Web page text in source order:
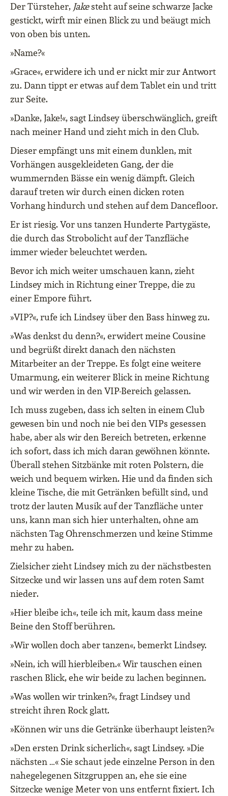
Der Türsteher, Jakesteht auf seine schwarze Jacke
gestickt, wirft mir einen Blick zu und beäugt mich
von oben bis unten.
»Name?«
»Grace«, erwidere ich und er nickt mir zur Antwort
zu. Dann tippt er etwas auf dem Tablet ein und tritt
zur Seite.
»Danke, Jake!«, sagt Lindsey überschwänglich, greift
nach meiner Hand und zieht mich in den Club.
Dieser empfängt uns mit einem dunklen, mit
Vorhängen ausgekleideten Gang, der die
wummernden Bässe ein wenig dämpft. Gleich
darauf treten wir durch einen dicken roten
Vorhang hindurch und stehen auf dem Dancefloor.
Er ist riesig. Vor uns tanzen Hunderte Partygäste,
die durch das Strobolicht auf der Tanzfläche
immer wieder beleuchtet werden.
Bevor ich mich weiter umschauen kann, zieht
Lindsey mich in Richtung einer Treppe, die zu
einer Empore führt.
»VIP?«, rufe ich Lindsey über den Bass hinweg zu.
»Was denkst du denn?«, erwidert meine Cousine
und begrüßt direkt danach den nächsten
Mitarbeiter an der Treppe. Es folgt eine weitere
Umarmung, ein weiterer Blick in meine Richtung
und wir werden in den VIP-Bereich gelassen.
Ich muss zugeben, dass ich selten in einem Club
gewesen bin und noch nie bei den VIPs gesessen
habe, aber als wir den Bereich betreten, erkenne
ich sofort, dass ich mich daran gewöhnen könnte.
Überall stehen Sitzbänke mit roten Polstern, die
weich und bequem wirken. Hie und da finden sich
kleine Tische, die mit Getränken befüllt sind, und
trotz der lauten Musik auf der Tanzfläche unter
uns, kann man sich hier unterhalten, ohne am
nächsten Tag Ohrenschmerzen und keine Stimme
mehr zu haben.
Zielsicher zieht Lindsey mich zu der nächstbesten
Sitzecke und wir lassen uns auf dem roten Samt
nieder.
»Hier bleibe ich«, teile ich mit, kaum dass meine
Beine den Stoff berühren.
»Wir wollen doch aber tanzen«, bemerkt Lindsey.
»Nein, ich will hierbleiben.« Wir tauschen einen
raschen Blick, ehe wir beide zu lachen beginnen.
»Was wollen wir trinken?«, fragt Lindsey und
streicht ihren Rock glatt.
»Können wir uns die Getränke überhaupt leisten?«
»Den ersten Drink sicherlich«, sagt Lindsey. »Die
nächsten …« Sie schaut jede einzelne Person in den
nahegelegenen Sitzgruppen an, ehe sie eine
Sitzecke wenige Meter von uns entfernt fixiert. Ich